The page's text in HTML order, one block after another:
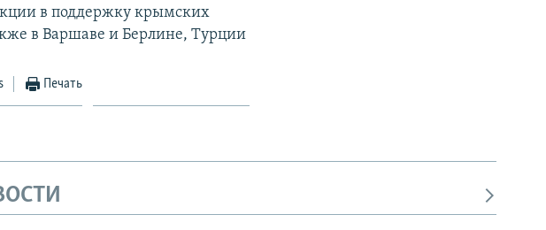
в поддержку крымских
в Варшаве и Берлине, Турции
Печать